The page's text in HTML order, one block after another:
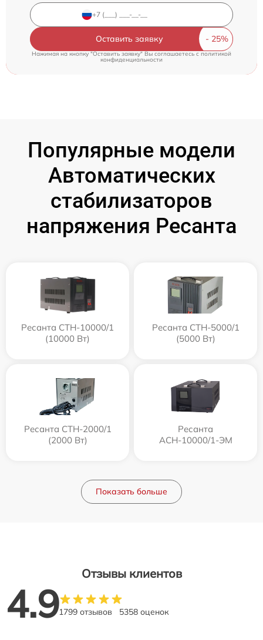
Оставить заявку
Нажимая на кнопку "Оставить заявку" Вы соглашаетесь cполитикой
конфиденциальности
Популярные модели
Автоматических
стабилизаторов
напряжения Ресанта
Ресанта СТН-10000/1
(10000 Вт)
Ресанта СТН-5000/1
(5000 Вт)
Ресанта СТН-2000/1
(2000 Вт)
Ресанта
АСН-10000/1-ЭМ
Показать больше
Отзывы клиентов
4.91799 отзывов 5358 оценок